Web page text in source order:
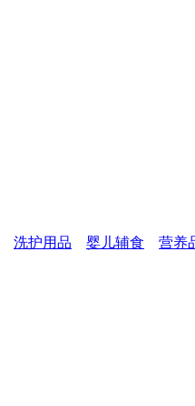
洗护用品 婴儿辅食 营养